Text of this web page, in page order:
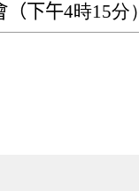
（下午4時15分）